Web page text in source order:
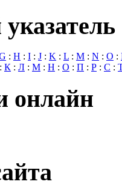
: H : I : J : K : L : M : N : O :
: К : Л : М : Н : О : П : Р : С :
онлайн